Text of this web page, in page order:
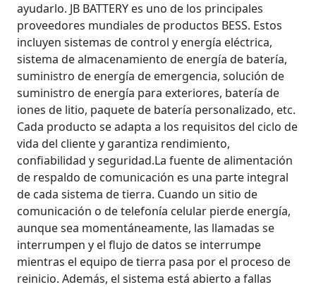
ayudarlo. JB BATTERY es uno de los principales
proveedores mundiales de productos BESS. Estos
incluyen sistemas de control y energía eléctrica,
sistema de almacenamiento de energía de batería,
suministro de energía de emergencia, solución de
suministro de energía para exteriores, batería de
iones de litio, paquete de batería personalizado, etc.
Cada producto se adapta a los requisitos del ciclo de
vida del cliente y garantiza rendimiento,
confiabilidad y seguridad.La fuente de alimentación
de respaldo de comunicación es una parte integral
de cada sistema de tierra. Cuando un sitio de
comunicación o de telefonía celular pierde energía,
aunque sea momentáneamente, las llamadas se
interrumpen y el flujo de datos se interrumpe
mientras el equipo de tierra pasa por el proceso de
reinicio. Además, el sistema está abierto a fallas